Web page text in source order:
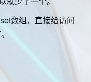
数组，直接给访问